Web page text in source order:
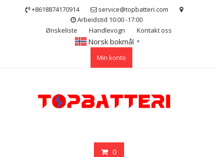
+8618874170914
service@topbatteri.com
Arbeidstid 10:00 -17:00
Ønskeliste
Handlevogn Kontakt oss
Norsk bokmål ▼
Min konto
0